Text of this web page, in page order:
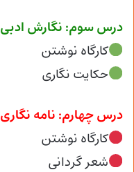
درس سوم: نگارش ادبی2، قطعه ادبی
کارگاه نوشتن
حکایت نگاری
درس چهارم: نامه نگاری
کارگاه نوشتن
شعر گردانی